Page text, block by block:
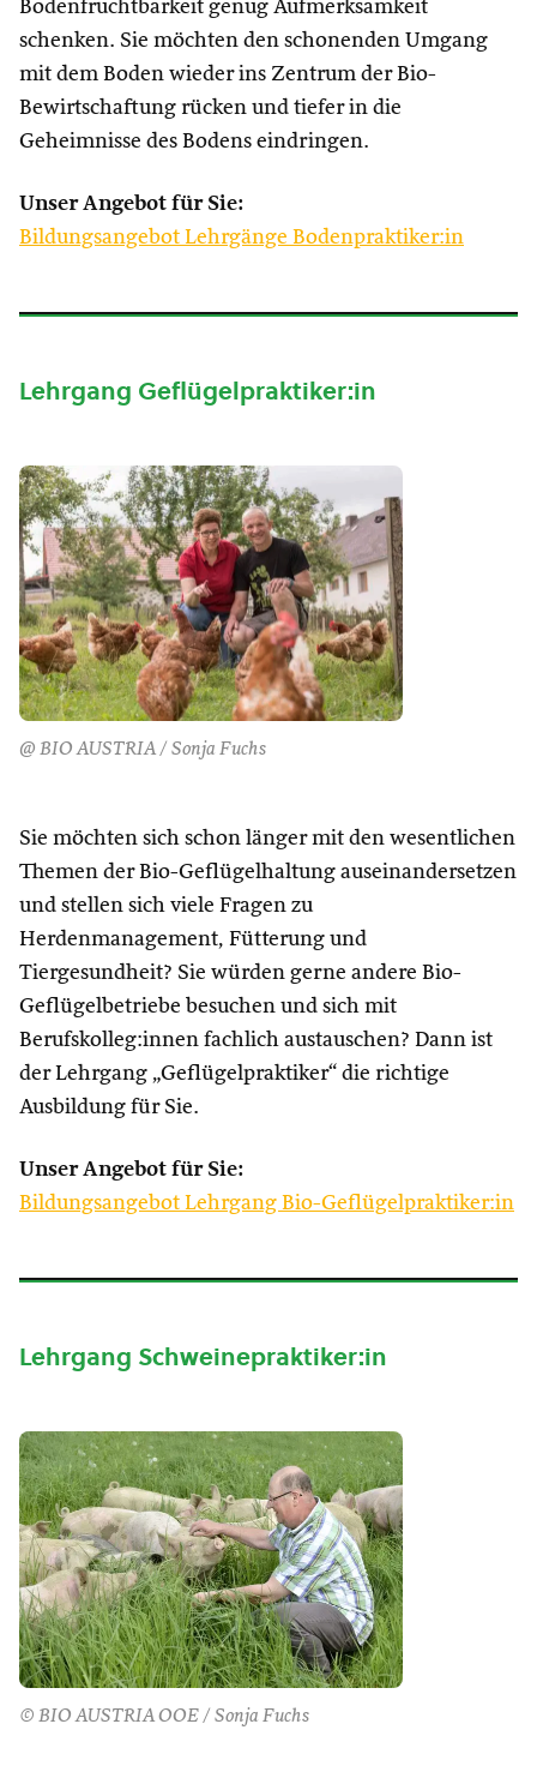
Bodenfruchtbarkeit genug Aufmerksamkeit
schenken. Sie möchten den schonenden Umgang
mit dem Boden wieder ins Zentrum der Bio-
Bewirtschaftung rücken und tiefer in die
Geheimnisse des Bodens eindringen.
Unser Angebot für Sie:
Bildungsangebot Lehrgänge Bodenpraktiker:in
Lehrgang Geflügelpraktiker:in
@ BIO AUSTRIA / Sonja Fuchs
Sie möchten sich schon länger mit den wesentlichen
Themen der Bio-Geflügelhaltung auseinandersetzen
und stellen sich viele Fragen zu
Herdenmanagement, Fütterung und
Tiergesundheit? Sie würden gerne andere Bio-
Geflügelbetriebe besuchen und sich mit
Berufskolleg:innen fachlich austauschen? Dann ist
der Lehrgang „Geflügelpraktiker“ die richtige
Ausbildung für Sie.
Unser Angebot für Sie:
Bildungsangebot Lehrgang Bio-Geflügelpraktiker:in
Lehrgang Schweinepraktiker:in
© BIO AUSTRIA OOE / Sonja Fuchs